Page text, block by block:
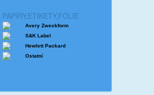
PAPÍRY,ETIKETY,FÓLIE
Avery Zweckform
S&K Label
Hewlett Packard
Ostatní